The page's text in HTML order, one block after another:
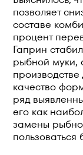
позволяет
составе
процент
Гаприн
рыбной муки,
производстве
качество
ряд
его как
замены